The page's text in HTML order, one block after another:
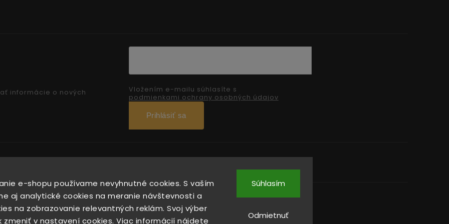
e-shopu používame nevyhnutné cookies. S vaším
aj analytické cookies na meranie návštevnosti a
na zobrazovanie relevantných reklám. Svoj výber
zmeniť v nastavení cookies. Viac informácií nájdete
Odmietnuť
Súhlasím
informácie o nových
Vložením e-mailu súhlasíte s
podmienkami ochrany osobných údajov
Prihlásiť sa
Copyright 2026 Od včely . Všetky práva vyhradené.
Upraviť nastavenie cookies